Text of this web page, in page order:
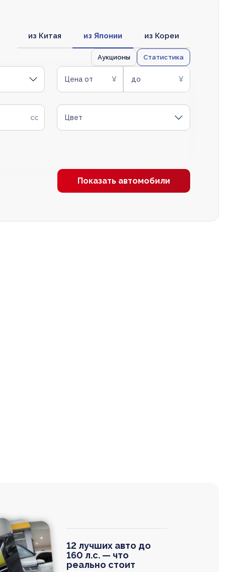
из Китая из Японии из Кореи
Аукционы Статистика
Цена от до
Цвет
Показать автомобили
12 лучших авто до
160 л.с. — что
реально стоит